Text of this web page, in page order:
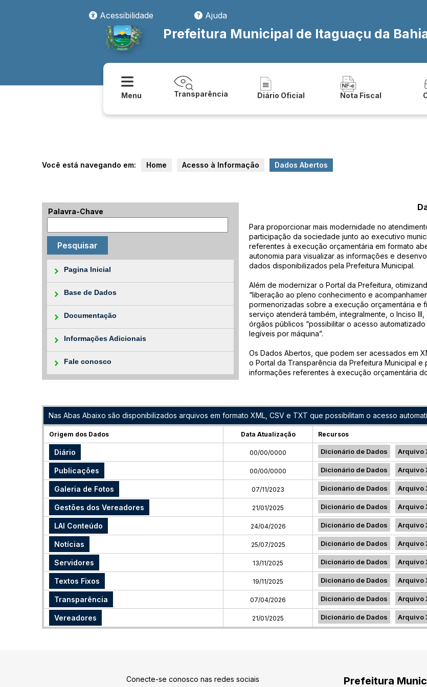
Acessibilidade
Ajuda
Prefeitura Municipal de Itaguaçu da
Menu Transparência Diário Oficial Nota Fiscal
Você está navegando em: Home Acesso à Informação Dados Abertos
Palavra-Chave
Pagina Inicial
Base de Dados
Documentação
Informações Adicionais
Fale conosco
Para proporcionar mais modernidade no
participação da sociedade junto ao executivo
referentes à execução orçamentária em formato
autonomia para visualizar as informações e
dados disponibilizados pela Prefeitura Municipal.
Além de modernizar o Portal da Prefeitura,
“liberação ao pleno conhecimento e
pormenorizadas sobre a execução orçamentária e
serviço atenderá também, integralmente, o Inciso
órgãos públicos “possibilitar o acesso
legíveis por máquina”.
Os Dados Abertos, que podem ser acessados em
o Portal da Transparência da Prefeitura Municipal
informações referentes à execução orçamentária
Nas Abas Abaixo são disponibilizados arquivos em formato XML, CSV e TXT que possibilitam o acesso
Origem dos Dados Data Atualização Recursos
Diário 00/00/0000 Dicionário de Dados Arquivo
Publicações 00/00/0000 Dicionário de Dados Arquivo
Galeria de Fotos 07/11/2023 Dicionário de Dados Arquivo
Gestões dos Vereadores 21/01/2025 Dicionário de Dados Arquivo
LAI Conteúdo 24/04/2026 Dicionário de Dados Arquivo
Notícias 25/07/2025 Dicionário de Dados Arquivo
Servidores 13/11/2025 Dicionário de Dados Arquivo
Textos Fixos 19/11/2025 Dicionário de Dados Arquivo
Transparência 07/04/2026 Dicionário de Dados Arquivo
Vereadores 21/01/2025 Dicionário de Dados Arquivo
Conecte-se conosco nas redes sociais Prefeitura